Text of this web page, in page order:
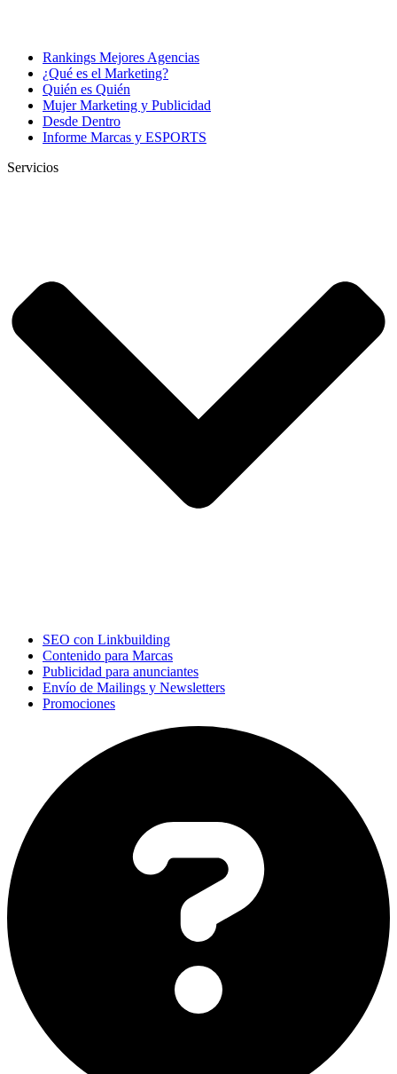
Rankings Mejores Agencias
¿Qué es el Marketing?
Quién es Quién
Mujer Marketing y Publicidad
Desde Dentro
Informe Marcas y ESPORTS
Servicios
SEO con Linkbuilding
Contenido para Marcas
Publicidad para anunciantes
Envío de Mailings y Newsletters
Promociones